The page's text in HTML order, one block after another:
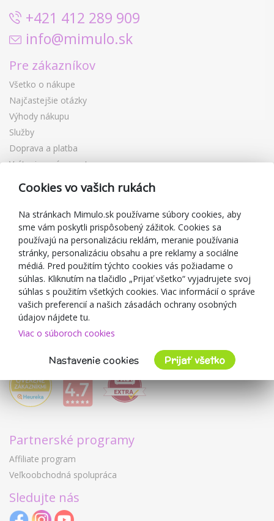
+421 412 289 909
info@mimulo.sk
Pre zákazníkov
Všetko o nákupe
Najčastejšie otázky
Výhody nákupu
Služby
Doprava a platba
Vrátenie a výmena tovaru
Reklamácia
Darčekové poukážky
Zľavové kupóny
Blog
O predajcovi
Mimulo.sk
Obchodné podmienky
Ochrana osobných údajov GDPR
Kontakty
Spolupracujeme
Partnerské programy
Affiliate program
Veľkoobchodná spolupráca
Sledujte nás
Cookies vo vašich rukách
Na stránkach Mimulo.sk používame súbory cookies, aby
sme vám poskytli prispôsobený zážitok. Cookies sa
používajú na personalizáciu reklám, meranie používania
stránky, personalizáciu obsahu a pre reklamy a sociálne
médiá. Pred použitím týchto cookies vás požiadame o
súhlas. Kliknutím na tlačidlo „Prijať všetko“ vyjadrujete svoj
súhlas s použitím všetkých cookies. Viac informácií o správe
vašich preferencií a našich zásadách ochrany osobných
údajov nájdete tu.
Viac o súboroch cookies
Nastavenie cookies Prijať všetko